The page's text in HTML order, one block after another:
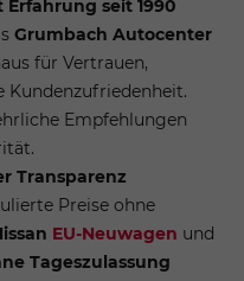
seit 1990
Grumbach Autocenter
für Vertrauen,
Empfehlungen
Transparenz
Preise ohne
EU-Neuwagen und
Tageszulassung